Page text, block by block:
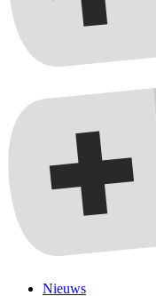
Nieuws